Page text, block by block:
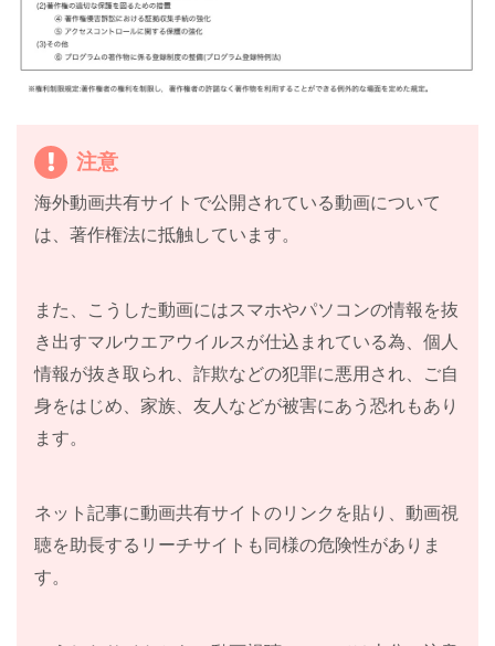
注意
海外動画共有サイトで公開されている動画について
は、著作権法に抵触しています。
また、こうした動画にはスマホやパソコンの情報を抜
き出すマルウエアウイルスが仕込まれている為、個人
情報が抜き取られ、詐欺などの犯罪に悪用され、ご自
身をはじめ、家族、友人などが被害にあう恐れもあり
ます。
ネット記事に動画共有サイトのリンクを貼り、動画視
聴を助長するリーチサイトも同様の危険性がありま
す。